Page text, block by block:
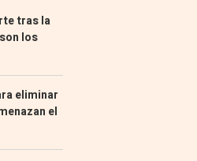
tras la
los
eliminar
el